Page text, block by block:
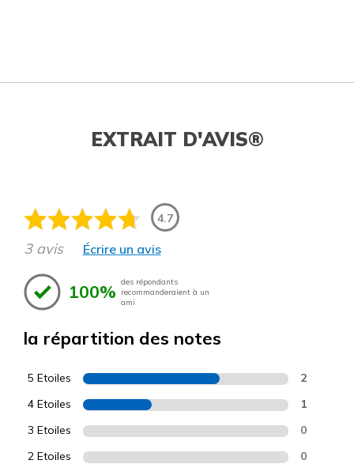
EXTRAIT D'AVIS®
4.7
3 avis Écrire un avis
100% des répondants
recommanderaient à un
ami
la répartition des notes
5 Etoiles 2
4 Etoiles 1
3 Etoiles 0
2 Etoiles 0